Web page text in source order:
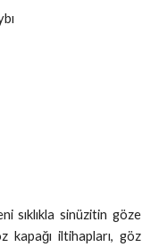
sıklıkla sinüzitin göze
kapağı iltihapları, göz